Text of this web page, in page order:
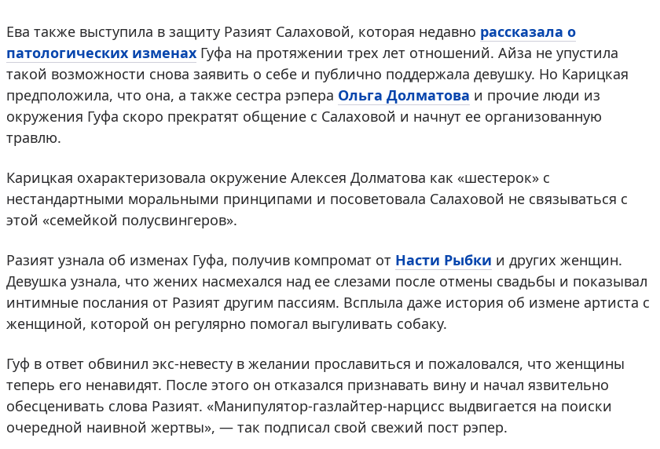
Ева также выступила в защиту Разият Салаховой, которая недавно рассказала о
патологических изменах Гуфа на протяжении трех лет отношений. Айза не упустила
такой возможности снова заявить о себе и публично поддержала девушку. Но Карицкая
предположила, что она, а также сестра рэпера Ольга Долматова и прочие люди из
окружения Гуфа скоро прекратят общение с Салаховой и начнут ее организованную
травлю.
Карицкая охарактеризовала окружение Алексея Долматова как «шестерок» с
нестандартными моральными принципами и посоветовала Салаховой не связываться с
этой «семейкой полусвингеров».
Разият узнала об изменах Гуфа, получив компромат от Насти Рыбки и других женщин.
Девушка узнала, что жених насмехался над ее слезами после отмены свадьбы и показывал
интимные послания от Разият другим пассиям. Всплыла даже история об измене артиста с
женщиной, которой он регулярно помогал выгуливать собаку.
Гуф в ответ обвинил экс-невесту в желании прославиться и пожаловался, что женщины
теперь его ненавидят. После этого он отказался признавать вину и начал язвительно
обесценивать слова Разият. «Манипулятор-газлайтер-нарцисс выдвигается на поиски
очередной наивной жертвы», — так подписал свой свежий пост рэпер.